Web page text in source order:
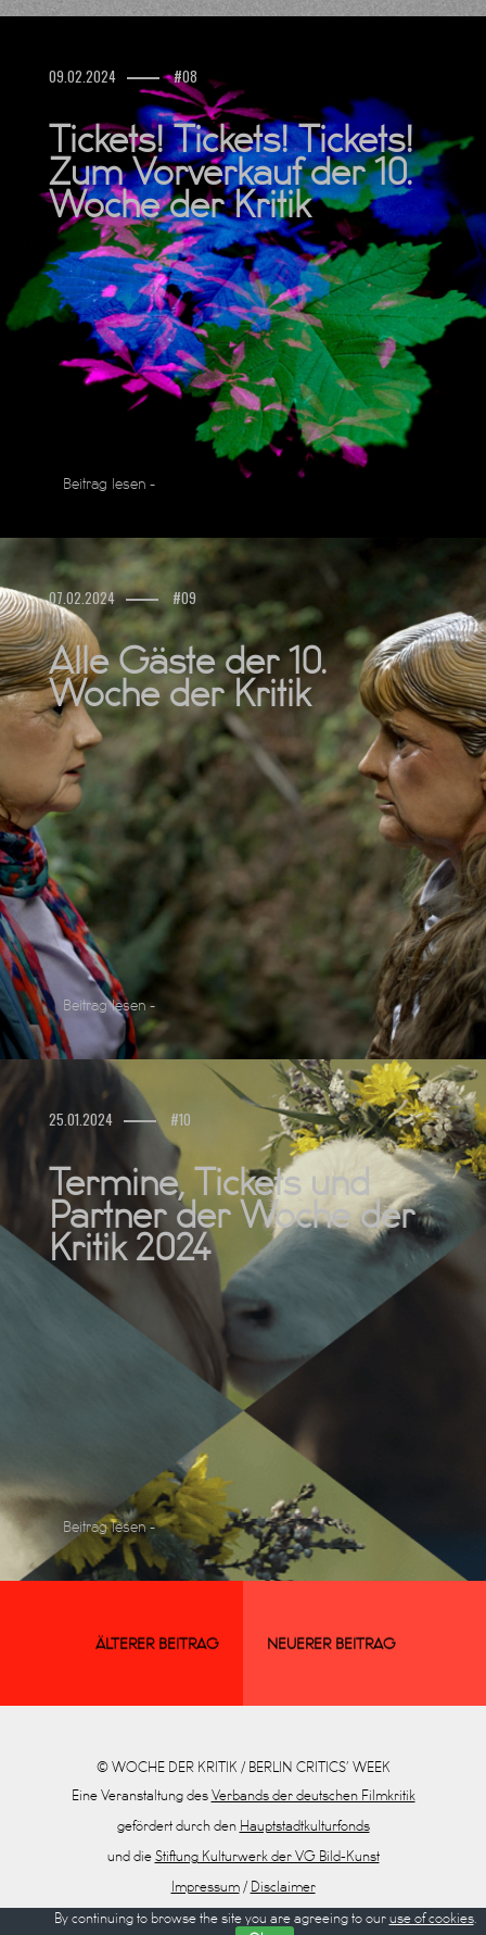
09.02.2024 #08
Tickets! Tickets! Tickets!
Zum Vorverkauf der 10.
Woche der Kritik
Beitrag lesen -
07.02.2024 #09
Alle Gäste der 10.
Woche der Kritik
Beitrag lesen -
25.01.2024 #10
Termine, Tickets und
Partner der Woche der
Kritik 2024
Beitrag lesen -
ÄLTERER BEITRAG NEUERER BEITRAG
© WOCHE DER KRITIK / BERLIN CRITICS’ WEEK
Eine Veranstaltung des Verbands der deutschen Filmkritik
gefördert durch den Hauptstadtkulturfonds
und die Stiftung Kulturwerk der VG Bild-Kunst
Impressum/ Disclaimer
Datenschutz
By continuing to browse the site you are agreeing to our use of cookies.